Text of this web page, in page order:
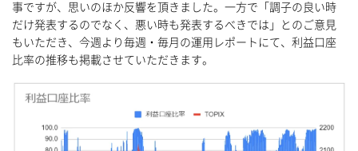
事ですが、思いのほか反響を頂きました。一方で「調子の良い時
だけ発表するのでなく、悪い時も発表するべきでは」とのご意見
もいただき、今週より毎週・毎月の運用レポートにて、利益口座
比率の推移も掲載させていただきます。